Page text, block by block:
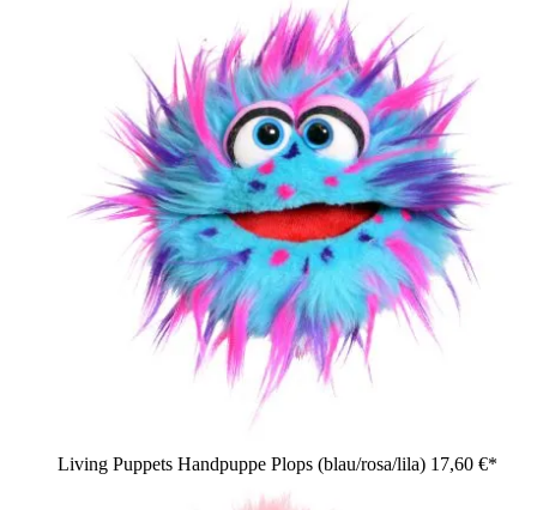
Living Puppets Handpuppe Plops (blau/rosa/lila) 17,60 €*